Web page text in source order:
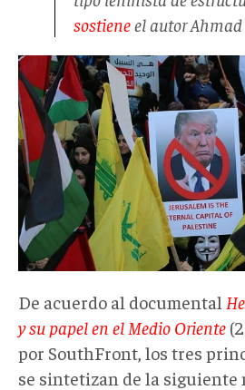
sostieneel autor
De acuerdo al documental
y su papel en el Medio Oriente
por SouthFront, los tres
se sintetizan de la siguiente